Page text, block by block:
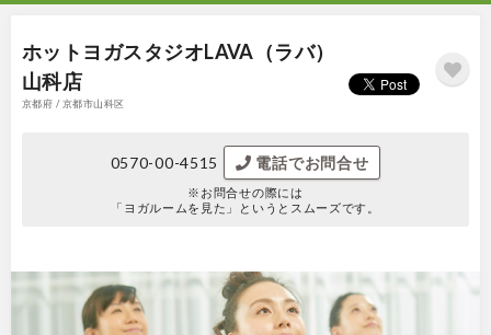
ホットヨガスタジオLAVA（ラバ）
山科店
京都府 / 京都市山科区
0570-00-4515 電話でお問合せ
※お問合せの際には
「ヨガルームを見た」というとスムーズです。